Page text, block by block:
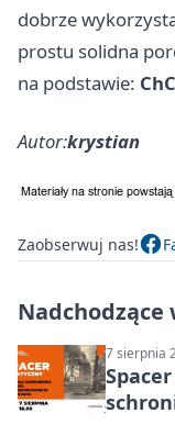
dobrze
prostu solidna
na podstawie:
Autor:krystian
Zaobserwuj nas!
Nadchodzące
7 sierpnia